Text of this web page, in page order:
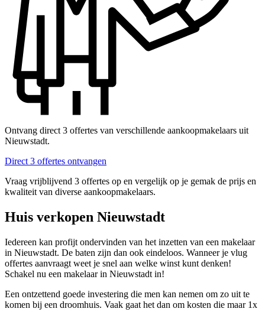
Ontvang direct 3 offertes van verschillende aankoopmakelaars uit
Nieuwstadt.
Direct 3 offertes ontvangen
Vraag vrijblijvend 3 offertes op en vergelijk op je gemak de prijs en
kwaliteit van diverse aankoopmakelaars.
Huis verkopen Nieuwstadt
Iedereen kan profijt ondervinden van het inzetten van een makelaar
in Nieuwstadt. De baten zijn dan ook eindeloos. Wanneer je vlug
offertes aanvraagt weet je snel aan welke winst kunt denken!
Schakel nu een makelaar in Nieuwstadt in!
Een ontzettend goede investering die men kan nemen om zo uit te
komen bij een droomhuis. Vaak gaat het dan om kosten die maar 1x